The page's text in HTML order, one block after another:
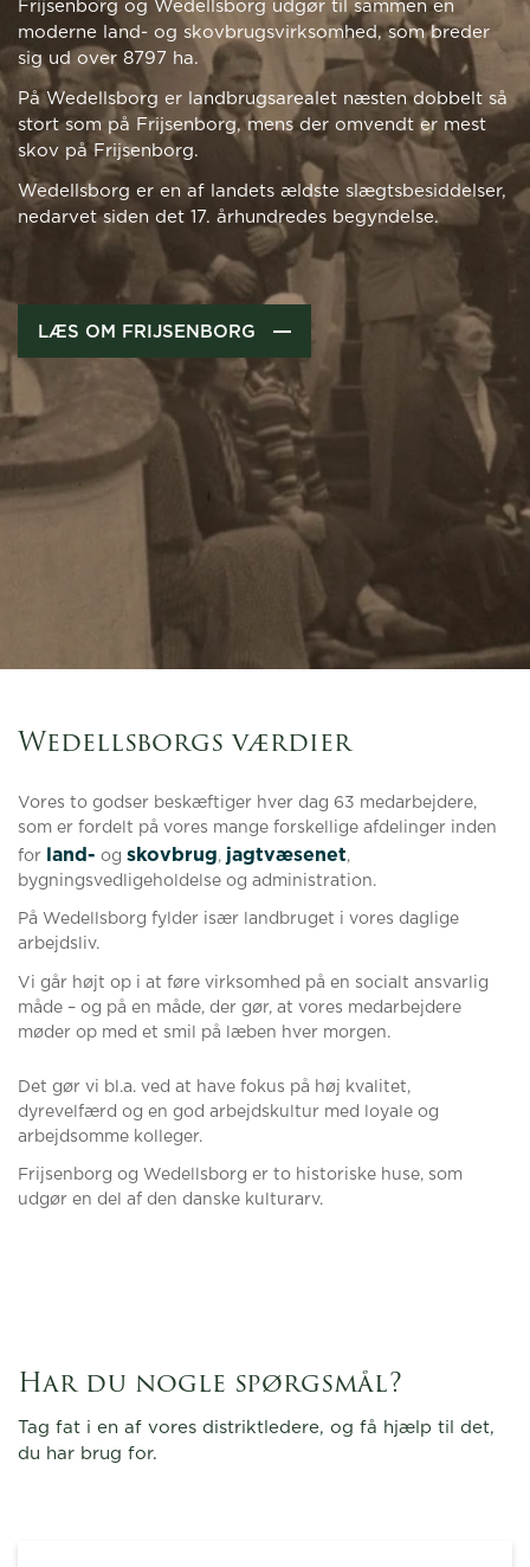
Frijsenborg og Wedellsborg udgør til sammen en
moderne land- og skovbrugsvirksomhed, som breder
sig ud over 8797 ha.
På Wedellsborg er landbrugsarealet næsten dobbelt så
stort som på Frijsenborg, mens der omvendt er mest
skov på Frijsenborg.
Wedellsborg er en af landets ældste slægtsbesiddelser,
nedarvet siden det 17. århundredes begyndelse.
LÆS OM FRIJSENBORG
Wedellsborgs værdier
Vores to godser beskæftiger hver dag 63 medarbejdere,
som er fordelt på vores mange forskellige afdelinger inden
for
land- og skovbrug, jagtvæsenet,
bygningsvedligeholdelse og administration.
På Wedellsborg fylder især landbruget i vores daglige
arbejdsliv.
Vi går højt op i at føre virksomhed på en socialt ansvarlig
måde – og på en måde, der gør, at vores medarbejdere
møder op med et smil på læben hver morgen.
Det gør vi bl.a. ved at have fokus på høj kvalitet,
dyrevelfærd og en god arbejdskultur med loyale og
arbejdsomme kolleger.
Frijsenborg og Wedellsborg er to historiske huse, som
udgør en del af den danske kulturarv.
Har du nogle spørgsmål?
Tag fat i en af vores distriktledere, og få hjælp til det,
du har brug for.